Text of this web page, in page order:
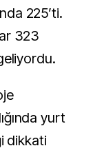
225’ti.
323
yurt
dikkati